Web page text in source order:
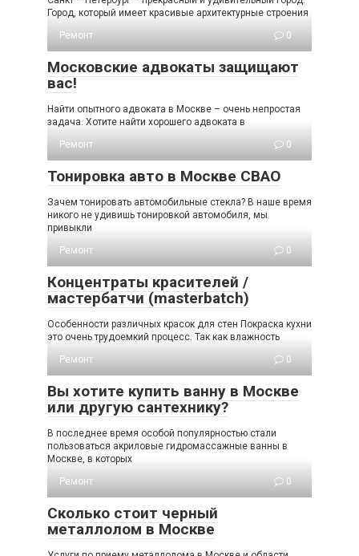
Город, который имеет красивые архитектурные строения
Ремонт
0
Московские адвокаты защищают
вас!
Найти опытного адвоката в Москве – очень непростая
задача. Хотите найти хорошего адвоката в
Ремонт
0
Тонировка авто в Москве СВАО
Зачем тонировать автомобильные стекла? В наше время
никого не удивишь тонировкой автомобиля, мы
привыкли
Ремонт
0
Концентраты красителей /
мастербатчи (masterbatch)
Особенности различных красок для стен Покраска кухни
это очень трудоемкий процесс. Так как влажность
Ремонт
0
Вы хотите купить ванну в Москве
или другую сантехнику?
В последнее время особой популярностью стали
пользоваться акриловые гидромассажные ванны в
Москве, в которых
Ремонт
0
Сколько стоит черный
металлолом в Москве